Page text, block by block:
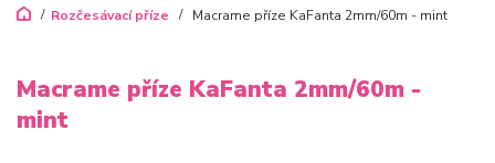
Rozčesávací příze Macrame příze KaFanta 2mm/60m - mint
Macrame příze KaFanta 2mm/60m -
mint